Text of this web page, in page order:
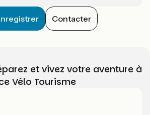
Contacter
et vivez votre aventure à
Vélo Tourisme